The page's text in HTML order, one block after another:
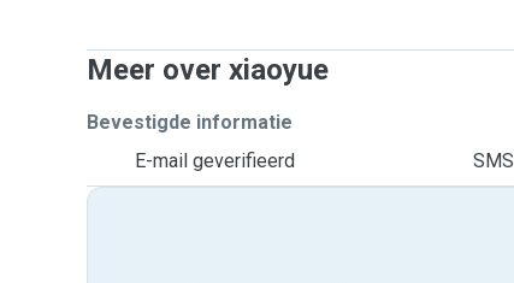
Meer over xiaoyue
Bevestigde informatie
E-mail geverifieerd